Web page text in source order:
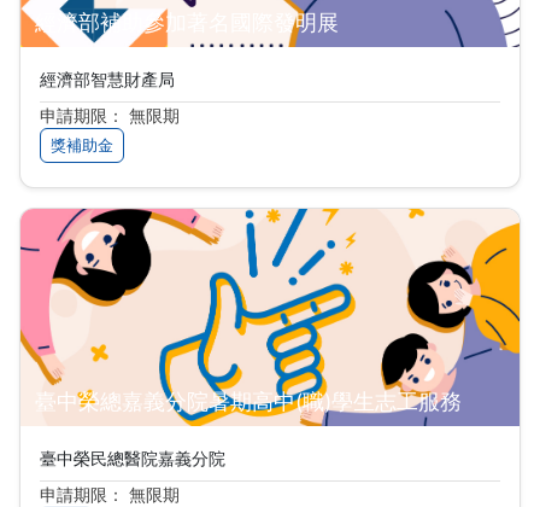
經濟部補助參加著名國際發明展
經濟部智慧財產局
申請期限： 無限期
獎補助金
臺中榮總嘉義分院暑期高中(職)學生志工服務
臺中榮民總醫院嘉義分院
申請期限： 無限期